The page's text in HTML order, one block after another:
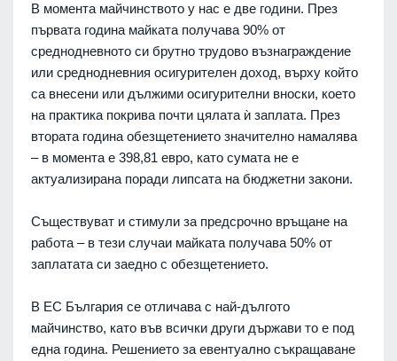
В момента майчинството у нас е две години. През
първата година майката получава 90% от
среднодневното си брутно трудово възнаграждение
или среднодневния осигурителен доход, върху който
са внесени или дължими осигурителни вноски, което
на практика покрива почти цялата ѝ заплата. През
втората година обезщетението значително намалява
– в момента е 398,81 евро, като сумата не е
актуализирана поради липсата на бюджетни закони.
Съществуват и стимули за предсрочно връщане на
работа – в тези случаи майката получава 50% от
заплатата си заедно с обезщетението.
В ЕС България се отличава с най-дългото
майчинство, като във всички други държави то е под
една година. Решението за евентуално съкращаване